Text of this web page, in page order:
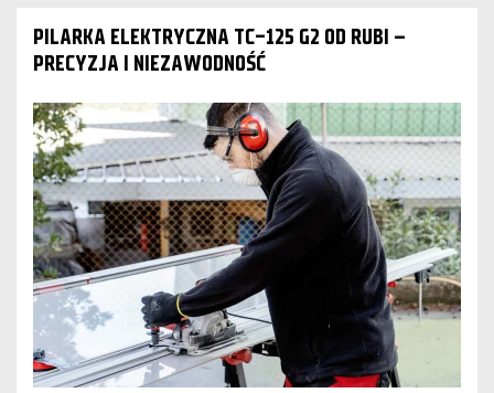
PILARKA ELEKTRYCZNA TC-125 G2 OD RUBI –
PRECYZJA I NIEZAWODNOŚĆ